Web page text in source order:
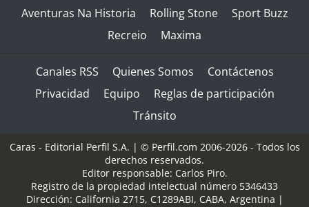
Aventuras Na Historia
Rolling Stone
Sport Buzz
Recreio
Maxima
Canales RSS Quienes Somos
Contáctenos
Privacidad
Equipo
Reglas de participación
Tránsito
Caras - Editorial Perfil S.A. | © Perfil.com 2006-2026 - Todos los
derechos reservados.
Editor responsable: Carlos Piro.
Registro de la propiedad intelectual número 5346433
Dirección: California 2715, C1289ABI, CABA, Argentina |